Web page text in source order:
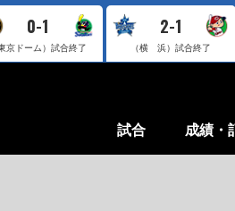
0-1
東京ドーム）試合終了
2-1
（横 浜）試合終了
試合 成績・